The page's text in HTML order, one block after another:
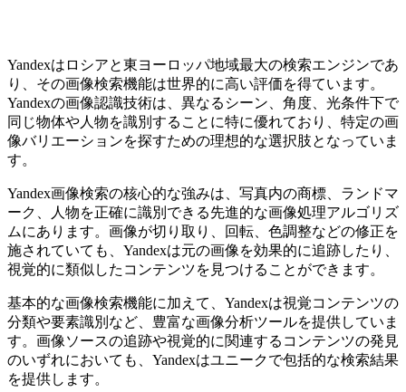
Yandexはロシアと東ヨーロッパ地域最大の検索エンジンであ
り、その画像検索機能は世界的に高い評価を得ています。
Yandexの画像認識技術は、異なるシーン、角度、光条件下で
同じ物体や人物を識別することに特に優れており、特定の画
像バリエーションを探すための理想的な選択肢となっていま
す。
Yandex画像検索の核心的な強みは、写真内の商標、ランドマ
ーク、人物を正確に識別できる先進的な画像処理アルゴリズ
ムにあります。画像が切り取り、回転、色調整などの修正を
施されていても、Yandexは元の画像を効果的に追跡したり、
視覚的に類似したコンテンツを見つけることができます。
基本的な画像検索機能に加えて、Yandexは視覚コンテンツの
分類や要素識別など、豊富な画像分析ツールを提供していま
す。画像ソースの追跡や視覚的に関連するコンテンツの発見
のいずれにおいても、Yandexはユニークで包括的な検索結果
を提供します。